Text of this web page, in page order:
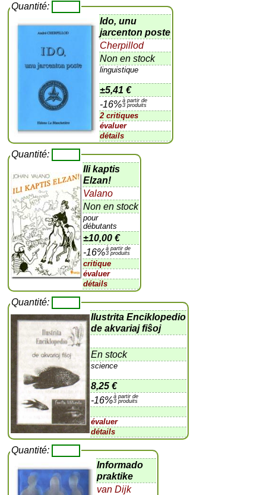
Quantité:
Ido, unu
jarcenton poste
Cherpillod
Non en stock
linguistique
±5,41 €
-16%à partir de
3 produits
2 critiques
évaluer
détails
Quantité:
Ili kaptis
Elzan!
Valano
Non en stock
pour
débutants
±10,00 €
-16%à partir de
3 produits
critique
évaluer
détails
Quantité:
Ilustrita Enciklopedio
de akvariaj fiŝoj
En stock
science
8,25 €
-16%à partir de
3 produits
évaluer
détails
Quantité:
Informado
praktike
van Dijk